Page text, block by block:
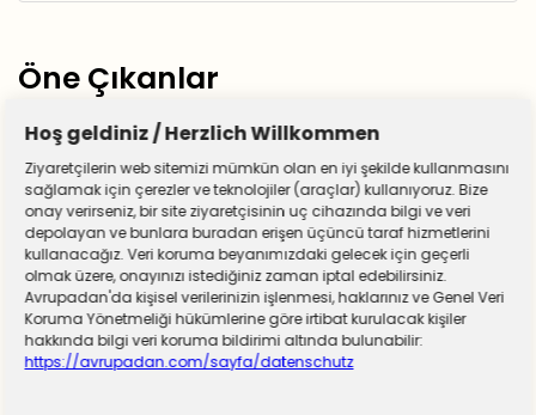
Öne Çıkanlar
Hoş geldiniz / Herzlich Willkommen
Ziyaretçilerin web sitemizi mümkün olan en iyi şekilde kullanmasını
sağlamak için çerezler ve teknolojiler (araçlar) kullanıyoruz. Bize
onay verirseniz, bir site ziyaretçisinin uç cihazında bilgi ve veri
depolayan ve bunlara buradan erişen üçüncü taraf hizmetlerini
kullanacağız. Veri koruma beyanımızdaki gelecek için geçerli
olmak üzere, onayınızı istediğiniz zaman iptal edebilirsiniz.
Avrupadan'da kişisel verilerinizin işlenmesi, haklarınız ve Genel Veri
Koruma Yönetmeliği hükümlerine göre irtibat kurulacak kişiler
hakkında bilgi veri koruma bildirimi altında bulunabilir:
https://avrupadan.com/sayfa/datenschutz